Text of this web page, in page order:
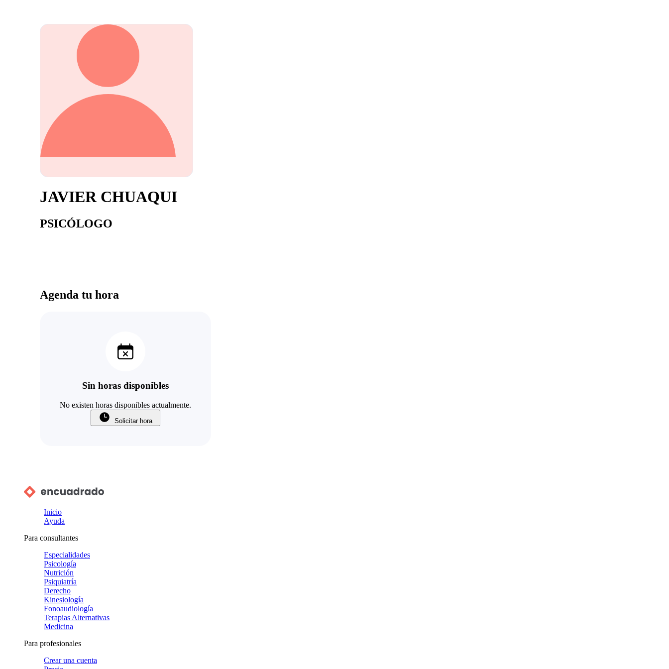
JAVIER CHUAQUI
PSICÓLOGO
Agenda tu hora
Sin horas disponibles
No existen horas disponibles actualmente.
Solicitar hora
Inicio
Ayuda
Para consultantes
Especialidades
Psicología
Nutrición
Psiquiatría
Derecho
Kinesiología
Fonoaudiología
Terapias Alternativas
Medicina
Para profesionales
Crear una cuenta